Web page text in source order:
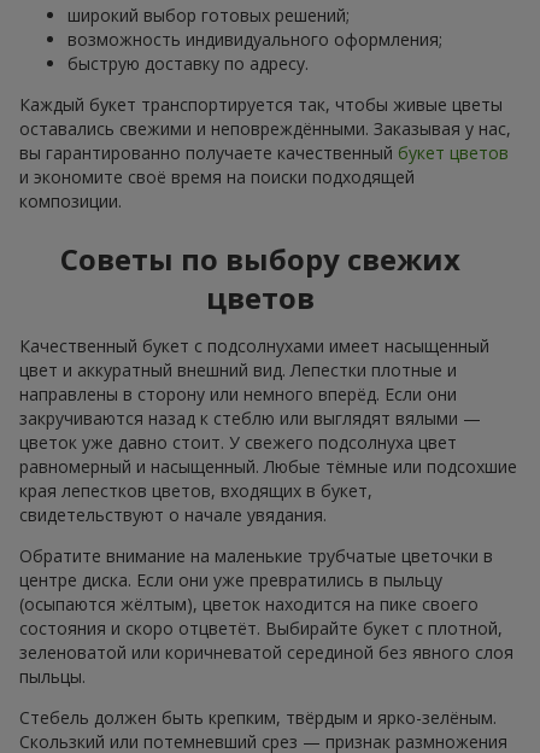
широкий выбор готовых решений;
возможность индивидуального оформления;
быструю доставку по адресу.
Каждый букет транспортируется так, чтобы живые цветы
оставались свежими и неповреждёнными. Заказывая у нас,
вы гарантированно получаете качественный букет цветов
и экономите своё время на поиски подходящей
композиции.
Советы по выбору свежих
цветов
Качественный букет с подсолнухами имеет насыщенный
цвет и аккуратный внешний вид. Лепестки плотные и
направлены в сторону или немного вперёд. Если они
закручиваются назад к стеблю или выглядят вялыми —
цветок уже давно стоит. У свежего подсолнуха цвет
равномерный и насыщенный. Любые тёмные или подсохшие
края лепестков цветов, входящих в букет,
свидетельствуют о начале увядания.
Обратите внимание на маленькие трубчатые цветочки в
центре диска. Если они уже превратились в пыльцу
(осыпаются жёлтым), цветок находится на пике своего
состояния и скоро отцветёт. Выбирайте букет с плотной,
зеленоватой или коричневатой серединой без явного слоя
пыльцы.
Стебель должен быть крепким, твёрдым и ярко-зелёным.
Скользкий или потемневший срез — признак размножения